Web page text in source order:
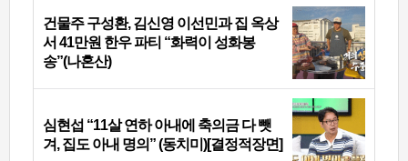
건물주 구성환, 김신영 이선민과 집 옥상
서 41만원 한우 파티 “화력이 성화봉
송”(나혼산)
심현섭 “11살 연하 아내에 축의금 다 뺏
겨, 집도 아내 명의” (동치미)[결정적장면]